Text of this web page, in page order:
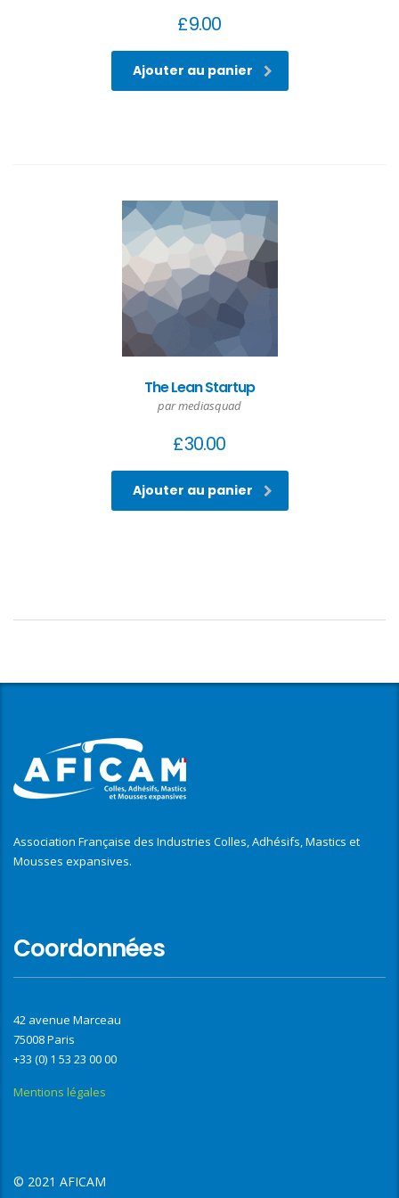
£9.00
Ajouter au panier
The Lean Startup
par mediasquad
£30.00
Ajouter au panier
Association Française des Industries Colles, Adhésifs, Mastics et
Mousses expansives.
Coordonnées
42 avenue Marceau
75008 Paris
+33 (0) 1 53 23 00 00
Mentions légales
© 2021 AFICAM